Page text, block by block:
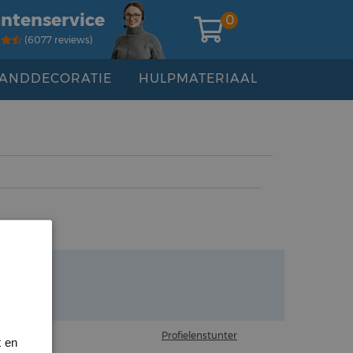
(6077 reviews)
0
HULPMATERIAAL
Profielenstunter
en